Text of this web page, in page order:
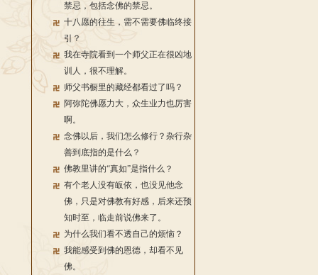
禁忌，包括念佛的禁忌。
十八愿的往生，需不需要佛临终接
引？
我在寺院看到一个师父正在很凶地
训人，很不理解。
师父书橱里的藏经都看过了吗？
阿弥陀佛愿力大，众生业力也厉害
啊。
念佛以后，我们怎么修行？杂行杂
善到底指的是什么？
佛教里讲的“真如”是指什么？
有个老人没有皈依，也没见他念
佛，只是对佛教有好感，后来还预
知时至，临走前说佛来了。
为什么我们看不透自己的烦恼？
我能感受到佛的恩德，却看不见
佛。